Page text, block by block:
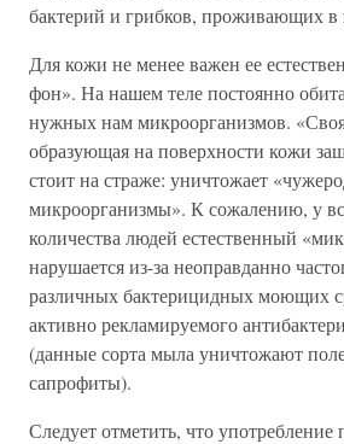
бактерий и грибков, проживающих
Для кожи не менее важен ее
фон». На нашем теле постоянно
нужных нам микроорганизмов.
образующая на поверхности кожи
стоит на страже: уничтожает
микроорганизмы». К сожалению, у
количества людей естественный
нарушается из-за неоправданно
различных бактерицидных моющих
активно рекламируемого
(данные сорта мыла уничтожают
сапрофиты).
Следует отметить, что употребление